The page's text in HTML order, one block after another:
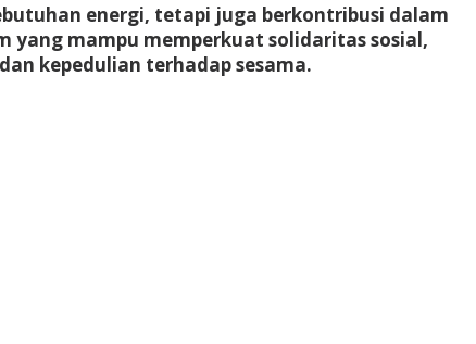
energi, tetapi juga berkontribusi dalam
yang mampu memperkuat solidaritas sosial,
kepedulian terhadap sesama.